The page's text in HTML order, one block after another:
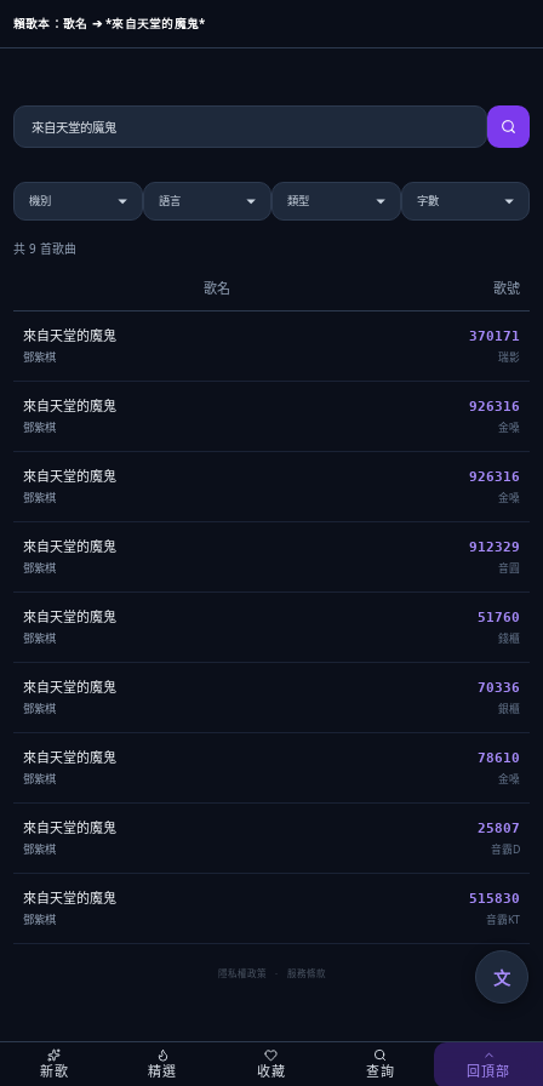
賴歌本：歌名 ➔ *來自天堂的魔鬼*
共 9 首歌曲
歌名 歌號
來自天堂的魔鬼
鄧紫棋
370171
瑞影
來自天堂的魔鬼
鄧紫棋
926316
金嗓
來自天堂的魔鬼
鄧紫棋
926316
金嗓
來自天堂的魔鬼
鄧紫棋
912329
音圓
來自天堂的魔鬼
鄧紫棋
51760
錢櫃
來自天堂的魔鬼
鄧紫棋
70336
銀櫃
來自天堂的魔鬼
鄧紫棋
78610
金嗓
來自天堂的魔鬼
鄧紫棋
25807
音霸D
來自天堂的魔鬼
鄧紫棋
515830
音霸KT
新歌 精選 收藏 查詢 回頂部
隱私權政策 · 服務條款 文